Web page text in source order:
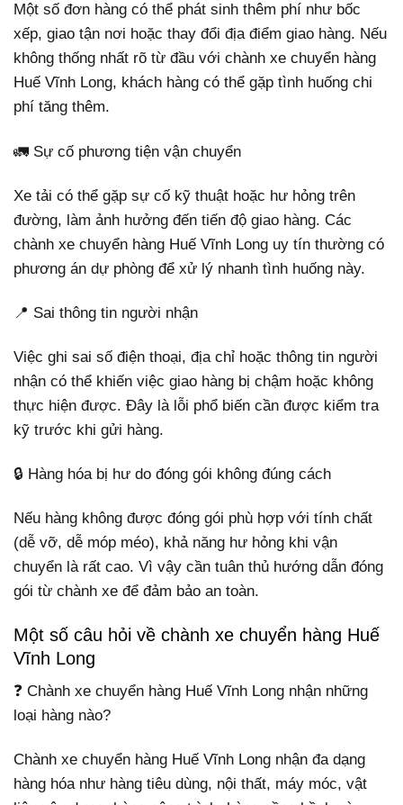
Một số đơn hàng có thể phát sinh thêm phí như bốc
xếp, giao tận nơi hoặc thay đổi địa điểm giao hàng. Nếu
không thống nhất rõ từ đầu với chành xe chuyển hàng
Huế Vĩnh Long, khách hàng có thể gặp tình huống chi
phí tăng thêm.
🚛 Sự cố phương tiện vận chuyển
Xe tải có thể gặp sự cố kỹ thuật hoặc hư hỏng trên
đường, làm ảnh hưởng đến tiến độ giao hàng. Các
chành xe chuyển hàng Huế Vĩnh Long uy tín thường có
phương án dự phòng để xử lý nhanh tình huống này.
📍 Sai thông tin người nhận
Việc ghi sai số điện thoại, địa chỉ hoặc thông tin người
nhận có thể khiến việc giao hàng bị chậm hoặc không
thực hiện được. Đây là lỗi phổ biến cần được kiểm tra
kỹ trước khi gửi hàng.
🔒 Hàng hóa bị hư do đóng gói không đúng cách
Nếu hàng không được đóng gói phù hợp với tính chất
(dễ vỡ, dễ móp méo), khả năng hư hỏng khi vận
chuyển là rất cao. Vì vậy cần tuân thủ hướng dẫn đóng
gói từ chành xe để đảm bảo an toàn.
Một số câu hỏi về chành xe chuyển hàng Huế
Vĩnh Long
❓ Chành xe chuyển hàng Huế Vĩnh Long nhận những
loại hàng nào?
Chành xe chuyển hàng Huế Vĩnh Long nhận đa dạng
hàng hóa như hàng tiêu dùng, nội thất, máy móc, vật